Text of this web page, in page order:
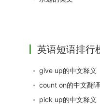
英语短语排行
give up的中文释义
count on的中文翻
pick up的中文释义